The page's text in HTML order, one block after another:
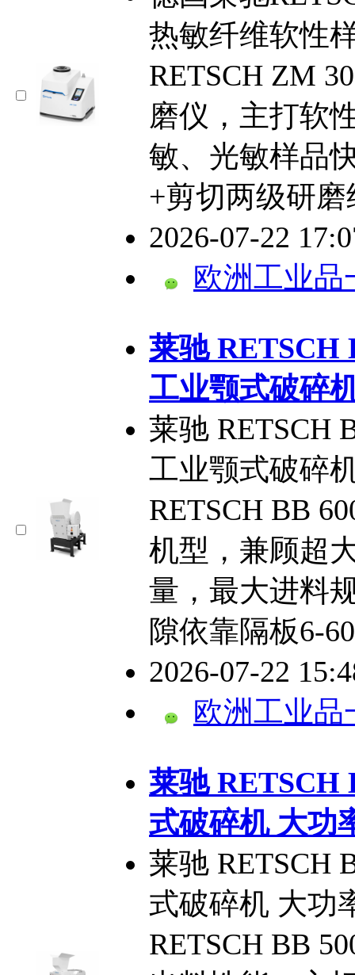
热敏纤维软性
RETSCH ZM
磨仪，主打软
敏、光敏样品
+剪切两级研
2026-07-22
欧洲工业品
莱驰 RETSCH
工业颚式破碎
莱驰 RETSCH
工业颚式破碎
RETSCH BB
机型，兼顾超
量，最大进料
隙依靠隔板6-
2026-07-22
欧洲工业品
莱驰 RETSCH
式破碎机 大功
莱驰 RETSCH
式破碎机 大功
RETSCH BB